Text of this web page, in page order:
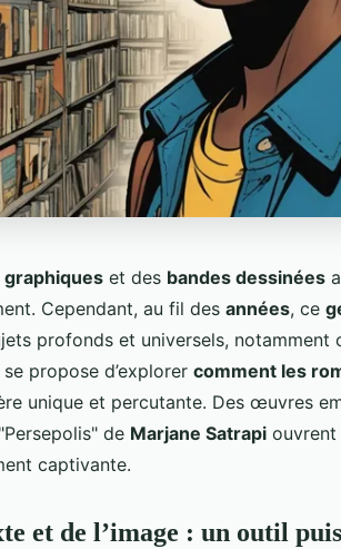
graphiques et des bandes dessinées
Cependant, au fil des années, ce
profonds et universels, notamment
propose d’explorer comment les
unique et percutante. Des œuvres
de Marjane Satrapi ouvrent
captivante.
et de l’image : un outil